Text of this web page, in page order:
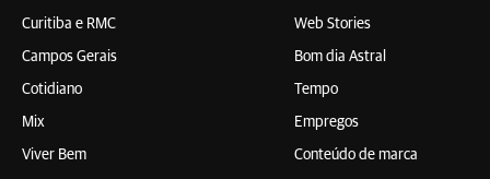
Curitiba e RMC
Campos Gerais
Cotidiano
Mix
Viver Bem
Web Stories
Bom dia Astral
Tempo
Empregos
Conteúdo de marca